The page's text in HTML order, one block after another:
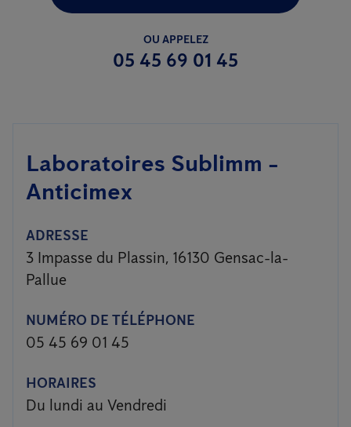
OU APPELEZ
05 45 69 01 45
Laboratoires Sublimm -
Anticimex
ADRESSE
3 Impasse du Plassin, 16130 Gensac-la-
Pallue
NUMÉRO DE TÉLÉPHONE
05 45 69 01 45
HORAIRES
Du lundi au Vendredi